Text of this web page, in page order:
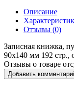
Описание
Отзывы (0)
Записная книжка,
90х140 мм 192 стр.,
Отзывы о товаре
Добавить